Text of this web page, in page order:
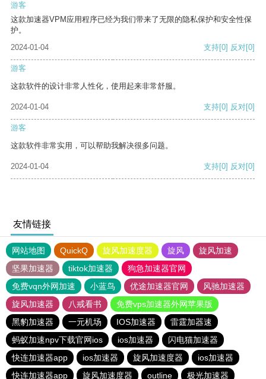
游客
这款加速器VPM应用程序已经为我们带来了无限的隐私保护和安全性保
护。
2024-01-04
支持[0] 反对[0]
游客
这款软件的设计非常人性化，使用起来非常舒服。
2024-01-04 支持[0] 反对[0]
游客
这款软件非常实用，可以帮助我解决很多问题。
2024-01-04 支持[0] 反对[0]
友情链接
网站地图 QuickQ 旋风加速度器 旋风
旋风加速
坚果加速器
tiktok加速器
狗急加速器官网
免费vqn外网加速
小蓝鸟 优途加速器官网
风驰加速器
旋风加速器
八戒看书
免费vps加速器外网苹果版
黑豹加速器
一元机场 IOS加速器
雷霆加器速
蚂蚁加速npv下载官网ios
ios加速器
闪电猫加速器
快连加速器app
ios加速器 旋风加速度器
ios加速器
快连加速器app
旋风加速度器 outline 极光加速器